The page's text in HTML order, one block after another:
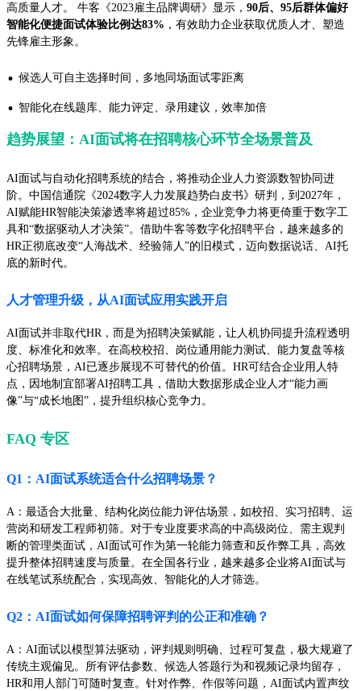
高质量人才。 牛客《2023雇主品牌调研》显示， 90后、95后群体偏好
智能化便捷面试体验比例达83% ，有效助力企业获取优质人才、塑造
先锋雇主形象。
· 候选人可自主选择时间，多地同场面试零距离
· 智能化在线题库、能力评定、录用建议，效率加倍
趋势展望：AI面试将在招聘核心环节全场景普及
AI面试与自动化招聘系统的结合，将推动企业人力资源数智协同进
阶。中国信通院《2024数字人力发展趋势白皮书》研判，到2027年，
AI赋能HR智能决策渗透率将超过85%，企业竞争力将更倚重于数字工
具和“数据驱动人才决策”。借助牛客等数字化招聘平台，越来越多的
HR正彻底改变“人海战术、经验筛人”的旧模式，迈向数据说话、AI托
底的新时代。
人才管理升级，从AI面试应用实践开启
AI面试并非取代HR，而是为招聘决策赋能，让人机协同提升流程透明
度、标准化和效率。在高校校招、岗位通用能力测试、能力复盘等核
心招聘场景，AI已逐步展现不可替代的价值。HR可结合企业用人特
点，因地制宜部署AI招聘工具，借助大数据形成企业人才“能力画
像”与“成长地图”，提升组织核心竞争力。
FAQ 专区
Q1：AI面试系统适合什么招聘场景？
A：最适合大批量、结构化岗位能力评估场景，如校招、实习招聘、运
营岗和研发工程师初筛。对于专业度要求高的中高级岗位、需主观判
断的管理类面试，AI面试可作为第一轮能力筛查和反作弊工具，高效
提升整体招聘速度与质量。在全国各行业，越来越多企业将AI面试与
在线笔试系统配合，实现高效、智能化的人才筛选。
Q2：AI面试如何保障招聘评判的公正和准确？
A：AI面试以模型算法驱动，评判规则明确、过程可复盘，极大规避了
传统主观偏见。所有评估参数、候选人答题行为和视频记录均留存，
HR和用人部门可随时复查。针对作弊、作假等问题，AI面试内置声纹